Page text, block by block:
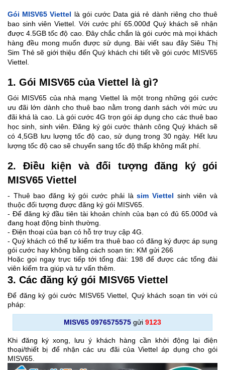
Gói MISV65 Viettel là gói cước Data giá rẻ dành riêng cho thuê
bao sinh viên Viettel. Với cước phí 65.000đ Quý khách sẽ nhận
được 4.5GB tốc độ cao. Đây chắc chắn là gói cước mà mọi khách
hàng đều mong muốn được sử dụng. Bài viết sau đây Siêu Thị
Sim Thẻ sẽ giới thiệu đến Quý khách chi tiết về gói cước MISV65
Viettel.
1. Gói MISV65 của Viettel là gì?
Gói MISV65 của nhà mạng Viettel là một trong những gói cước
ưu đãi lớn dành cho thuê bao nằm trong danh sách với mức ưu
đãi khá là cao. Là gói cước 4G trọn gói áp dụng cho các thuê bao
học sinh, sinh viên. Đăng ký gói cước thành công Quý khách sẽ
có 4,5GB lưu lượng tốc độ cao, sử dụng trong 30 ngày. Hết lưu
lượng tốc độ cao sẽ chuyển sang tốc độ thấp không mất phí.
2. Điều kiện và đối tượng đăng ký gói
MISV65 Viettel
- Thuê bao đăng ký gói cước phải làsim Viettel sinh viên và
thuộc đối tượng được đăng ký gói MISV65.
- Để đăng ký đầu tiên tài khoản chính của bạn có đủ 65.000đ và
đang hoạt động bình thường.
- Điện thoại của bạn có hỗ trợ truy cập 4G.
- Quý khách có thể tự kiểm tra thuê bao có đăng ký được áp sụng
gói cước hay không bằng cách soạn tin: KM gửi 266
Hoặc gọi ngay trực tiếp tới tổng đài: 198 để được các tổng đài
viên kiểm tra giúp và tư vấn thêm.
3. Các đăng ký gói MISV65 Viettel
Để đăng ký gói cước MISV65 Viettel, Quý khách soạn tin với cú
pháp:
MISV65 0976575575 gửi 9123
Khi đăng ký xong, lưu ý khách hàng cần khởi động lại điện
thoại/thiết bị để nhận các ưu đãi của Viettel áp dụng cho gói
MISV65.